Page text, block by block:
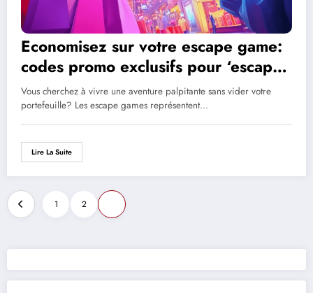
Economisez sur votre escape game:
codes promo exclusifs pour ‘escape
gamer’
Vous cherchez à vivre une aventure palpitante sans vider votre
portefeuille? Les escape games représentent…
Lire La Suite
Navigation
des
articles
1 2